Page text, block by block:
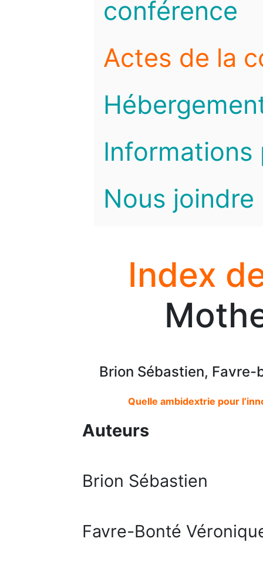
conférence
Actes de la
Informations
Nous joindre
Index
Brion Sébastien,
Quelle ambidextrie pour
Auteurs
Brion Sébastien
Favre-Bonté